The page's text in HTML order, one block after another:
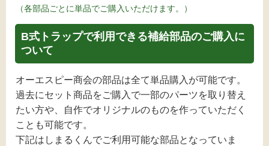
（各部品ごとに単品でご購入いただけます。）
B式トラップで利用できる補給部品のご購入に
ついて
オーエスピー商会の部品は全て単品購入が可能です。
過去にセット商品をご購入で一部のパーツを取り替え
たい方や、自作でオリジナルのものを作っていただく
ことも可能です。
下記はしまるくんでご利用可能な部品となっていま